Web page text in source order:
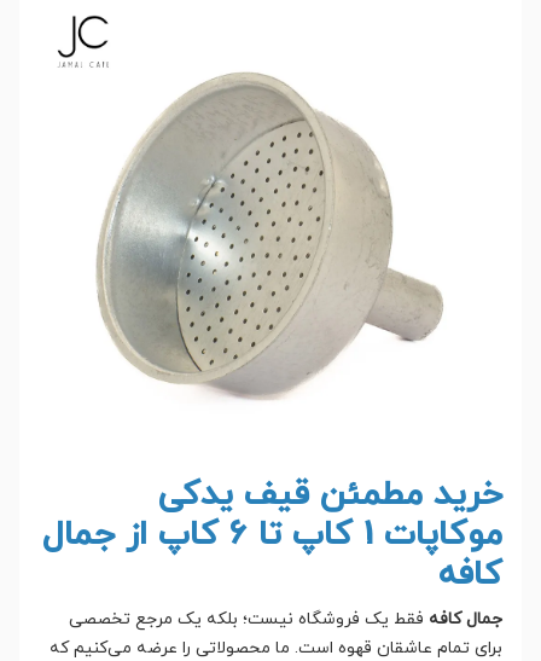
خرید مطمئن قیف یدکی
موکاپات 1 کاپ تا 6 کاپ از جمال
کافه
جمال کافه فقط یک فروشگاه نیست؛ بلکه یک مرجع تخصصی
برای تمام عاشقان قهوه است. ما محصولاتی را عرضه می‌کنیم که